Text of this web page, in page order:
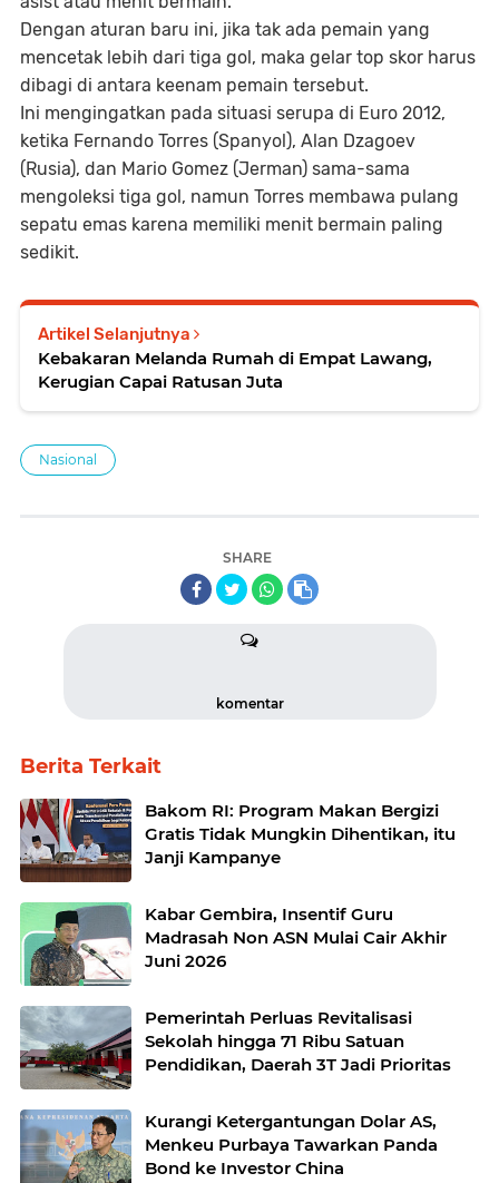
Dengan aturan baru ini, jika tak ada pemain yang
mencetak lebih dari tiga gol, maka gelar top skor harus
dibagi di antara keenam pemain tersebut.
Ini mengingatkan pada situasi serupa di Euro 2012,
ketika Fernando Torres (Spanyol), Alan Dzagoev
(Rusia), dan Mario Gomez (Jerman) sama-sama
mengoleksi tiga gol, namun Torres membawa pulang
sepatu emas karena memiliki menit bermain paling
sedikit.
Artikel Selanjutnya
Kebakaran Melanda Rumah di Empat Lawang,
Kerugian Capai Ratusan Juta
Nasional
SHARE
komentar
Berita Terkait
Bakom RI: Program Makan Bergizi
Gratis Tidak Mungkin Dihentikan, itu
Janji Kampanye
Kabar Gembira, Insentif Guru
Madrasah Non ASN Mulai Cair Akhir
Juni 2026
Pemerintah Perluas Revitalisasi
Sekolah hingga 71 Ribu Satuan
Pendidikan, Daerah 3T Jadi Prioritas
Kurangi Ketergantungan Dolar AS,
Menkeu Purbaya Tawarkan Panda
Bond ke Investor China